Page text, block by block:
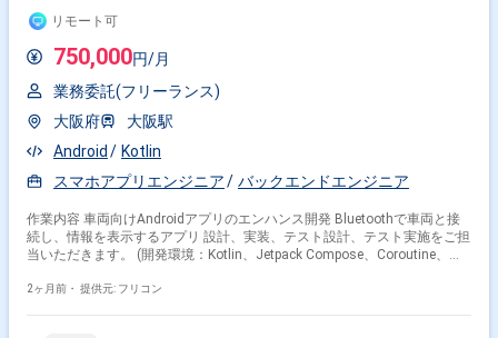
リモート可
750,000円/月
業務委託(フリーランス)
大阪府
大阪駅
Android
Kotlin
スマホアプリエンジニア
バックエンドエンジニア
作業内容 車両向けAndroidアプリのエンハンス開発 Bluetoothで車両と接
続し、情報を表示するアプリ 設計、実装、テスト設計、テスト実施をご担
当いただきます。 (開発環境：Kotlin、Jetpack Compose、Coroutine、
2ヶ月前・ 提供元: フリコン